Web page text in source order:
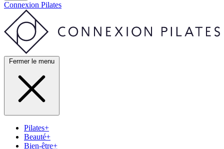
Connexion Pilates
Fermer le menu
Pilates+
Beauté+
Bien-être+